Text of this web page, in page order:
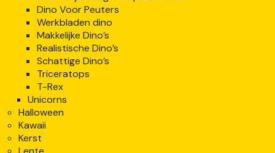
Dino Voor Peuters
Werkbladen dino
Makkelijke Dino’s
Realistische Dino’s
Schattige Dino’s
Triceratops
T-Rex
Unicorns
Halloween
Kawaii
Kerst